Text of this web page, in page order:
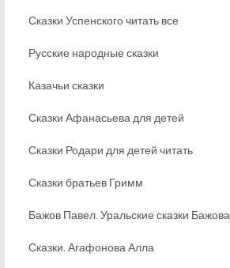
Сказки Успенского читать все
Русские народные сказки
Казачьи сказки
Сказки Афанасьева для детей
Сказки Родари для детей читать
Сказки братьев Гримм
Бажов Павел. Уральские сказки Бажова
Сказки. Агафонова Алла